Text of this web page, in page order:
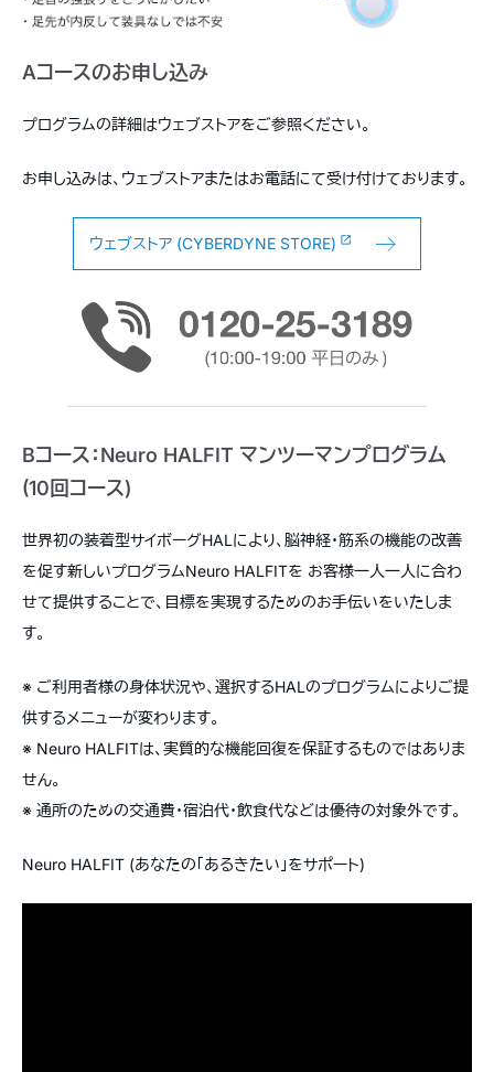
Aコースのお申し込み
プログラムの詳細はウェブストアをご参照ください。
お申し込みは、ウェブストアまたはお電話にて受け付けております。
ウェブストア (CYBERDYNE STORE)
Bコース：Neuro HALFIT マンツーマンプログラム
(10回コース)
世界初の装着型サイボーグHALにより、脳神経・筋系の機能の改善
を促す新しいプログラムNeuro HALFITを お客様一人一人に合わ
せて提供することで、目標を実現するためのお手伝いをいたしま
す。
※ ご利用者様の身体状況や、選択するHALのプログラムによりご提
供するメニューが変わります。
※ Neuro HALFITは、実質的な機能回復を保証するものではありま
せん。
※ 通所のための交通費・宿泊代・飲食代などは優待の対象外です。
Neuro HALFIT (あなたの「あるきたい」をサポート)